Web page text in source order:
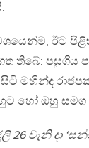
ඊට
තිබේ: පසුගිය
මහින්ද
හෝ ඔහු
26 වැනි දා